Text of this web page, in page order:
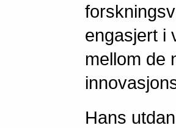
engasjert i
mellom de
Hans